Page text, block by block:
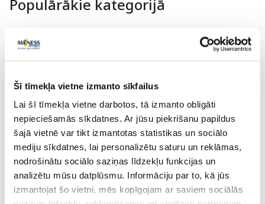
Šī tīmekļa vietne izmanto sīkfailus
Lai šī tīmekļa vietne darbotos, tā izmanto obligāti
nepieciešamās sīkdatnes. Ar jūsu piekrišanu papildus
šajā vietnē var tikt izmantotas statistikas un sociālo
mediju sīkdatnes, lai personalizētu saturu un reklāmas,
nodrošinātu sociālo saziņas līdzekļu funkcijas un
analizētu mūsu datplūsmu. Informāciju par to, kā jūs
izmantojat šo vietni, mēs kopīgojam ar saviem sociālās
Populārākie kategorijā
-40%
KOOL BEAUTY Hyaluronic Acid
Hydration Essentials komplekts, 1
gab.
-30%
NIOXIN Hair Care
Colored Hair with
Thinning